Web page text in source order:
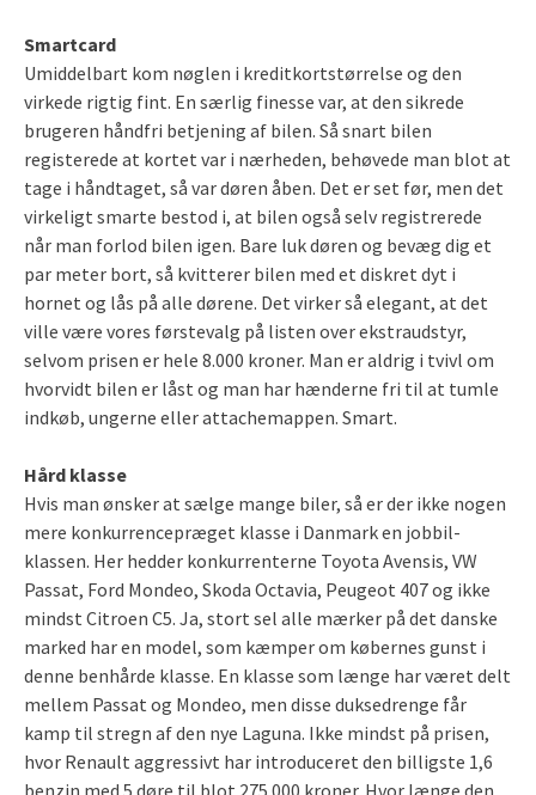
Smartcard
Umiddelbart kom nøglen i kreditkortstørrelse og den
virkede rigtig fint. En særlig finesse var, at den sikrede
brugeren håndfri betjening af bilen. Så snart bilen
registerede at kortet var i nærheden, behøvede man blot at
tage i håndtaget, så var døren åben. Det er set før, men det
virkeligt smarte bestod i, at bilen også selv registrerede
når man forlod bilen igen. Bare luk døren og bevæg dig et
par meter bort, så kvitterer bilen med et diskret dyt i
hornet og lås på alle dørene. Det virker så elegant, at det
ville være vores førstevalg på listen over ekstraudstyr,
selvom prisen er hele 8.000 kroner. Man er aldrig i tvivl om
hvorvidt bilen er låst og man har hænderne fri til at tumle
indkøb, ungerne eller attachemappen. Smart.
Hård klasse
Hvis man ønsker at sælge mange biler, så er der ikke nogen
mere konkurrencepræget klasse i Danmark en jobbil-
klassen. Her hedder konkurrenterne Toyota Avensis, VW
Passat, Ford Mondeo, Skoda Octavia, Peugeot 407 og ikke
mindst Citroen C5. Ja, stort sel alle mærker på det danske
marked har en model, som kæmper om købernes gunst i
denne benhårde klasse. En klasse som længe har været delt
mellem Passat og Mondeo, men disse duksedrenge får
kamp til stregn af den nye Laguna. Ikke mindst på prisen,
hvor Renault aggressivt har introduceret den billigste 1,6
benzin med 5 døre til blot 275.000 kroner. Hvor længe den